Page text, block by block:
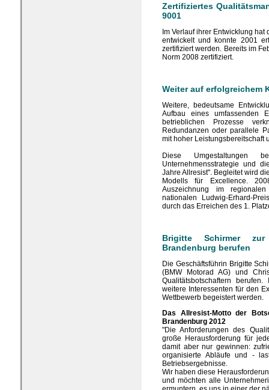
Zertifiziertes
9001
Im Verlauf ihrer Entwicklung hat
entwickelt und konnte 2001
zertifiziert werden. Bereits im
Norm 2008 zertifiziert.
Weiter auf erfolgreichem
Weitere, bedeutsame
Aufbau eines umfassenden
betrieblichen Prozesse
Redundanzen oder parallele
mit hoher Leistungsbereitschaft
Diese Umgestaltungen
Unternehmensstrategie und
Jahre Allresist". Begleitet wird
Modells für Excellence.
Auszeichnung im
nationalen Ludwig-Erhard-
durch das Erreichen des 1.
Brigitte Schirmer zur
Brandenburg berufen
Die Geschäftsführin Brigitte
(BMW Motorad AG) und
Qualitätsbotschaftern
weitere Interessenten für den
Wettbewerb begeistert werden.
Das Allresist-Motto der
Brandenburg 2012
"Die Anforderungen des
große Herausforderung für
damit aber nur gewinnen:
organisierte Abläufe und -
Betriebsergebnisse.
Wir haben diese
und möchten alle